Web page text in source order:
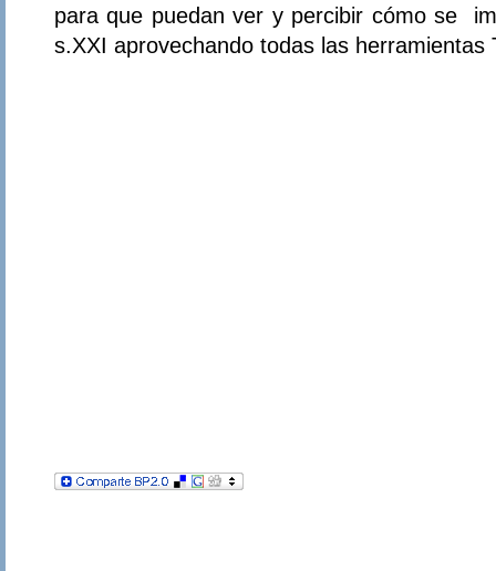
para que puedan ver y percibir cómo se
s.XXI aprovechando todas las herramientas